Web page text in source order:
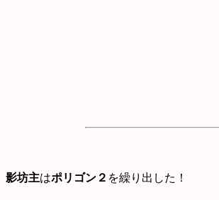
影坊主はポリゴン２ を繰り出した！